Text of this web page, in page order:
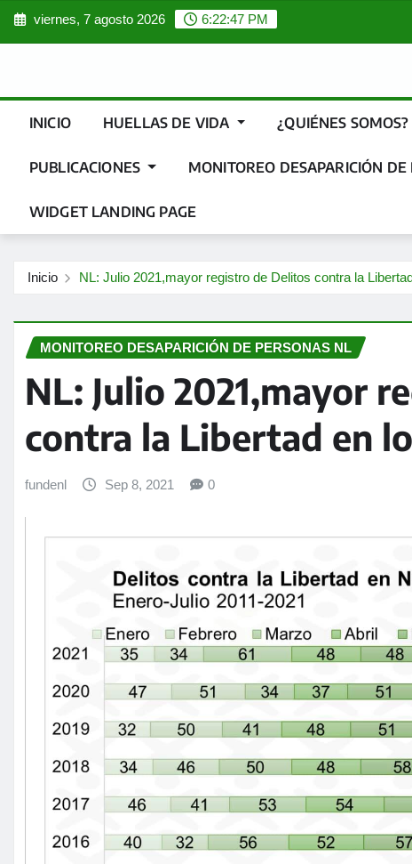
Saltar
viernes, 7 agosto 2026 6:22:48 PM
INICIO HUELLAS DE VIDA ¿QUIÉNES SOMOS?
PUBLICACIONES MONITOREO DESAPARICIÓN DE
WIDGET LANDING PAGE
Inicio NL: Julio 2021,mayor registro de Delitos contra la
MONITOREO DESAPARICIÓN DE PERSONAS NL
NL: Julio 2021,mayor
contra la Libertad en
fundenl Sep 8, 2021 0